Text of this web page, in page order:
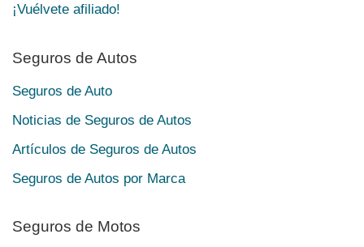
¡Vuélvete afiliado!
Seguros de Autos
Seguros de Auto
Noticias de Seguros de Autos
Artículos de Seguros de Autos
Seguros de Autos por Marca
Seguros de Motos